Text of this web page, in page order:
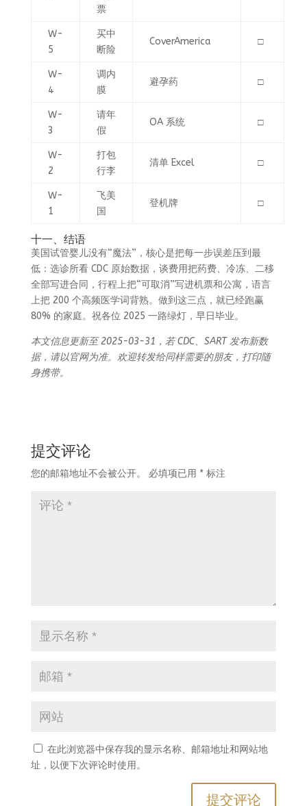
票
W-
5
买中
断险
CoverAmerica □
W-
4
调内
膜
避孕药 □
W-
3
请年
假
OA 系统 □
W-
2
打包
行李
清单 Excel □
W-
1
飞美
国
登机牌 □
十一、结语
美国试管婴儿没有“魔法”，核心是把每一步误差压到最
低：选诊所看 CDC 原始数据，谈费用把药费、冷冻、二移
全部写进合同，行程上把“可取消”写进机票和公寓，语言
上把 200 个高频医学词背熟。做到这三点，就已经跑赢
80% 的家庭。祝各位 2025 一路绿灯，早日毕业。
本文信息更新至 2025-03-31，若 CDC、SART 发布新数
据，请以官网为准。欢迎转发给同样需要的朋友，打印随
身携带。
提交评论
您的邮箱地址不会被公开。 必填项已用 *标注
在此浏览器中保存我的显示名称、邮箱地址和网站地
址，以便下次评论时使用。